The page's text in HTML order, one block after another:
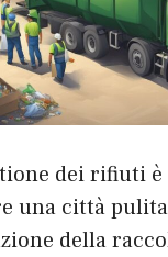
dei rifiuti
una città
della